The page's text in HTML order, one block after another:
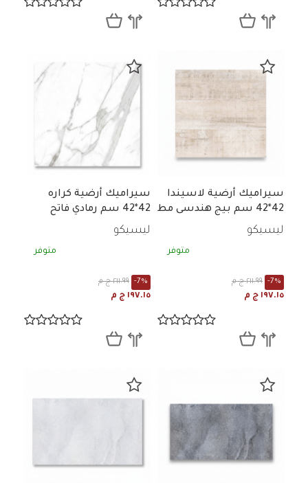
سيراميك أرضية لاسيندا
42*42 سم بيج هندسى مط
ليسيكو
متوفر
٢١١.٩٩ ج م -7%
١٩٧.١٥ ج م
سيراميك أرضية كراره
42*42 سم رمادي فاتح
رخامي لامع
ليسيكو
متوفر
٢١١.٩٩ ج م -7%
١٩٧.١٥ ج م